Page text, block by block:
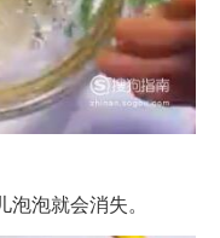
泡就会消失。